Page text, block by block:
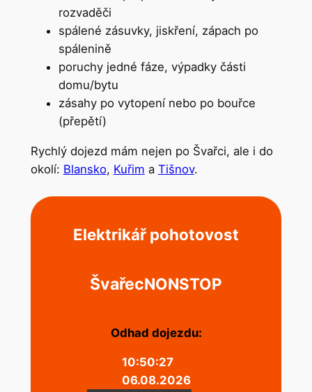
rozvaděči
spálené zásuvky, jiskření, zápach po
spálenině
poruchy jedné fáze, výpadky části
domu/bytu
zásahy po vytopení nebo po bouřce
(přepětí)
Rychlý dojezd mám nejen po Švařci, ale i do
okolí: Blansko, Kuřim a Tišnov.
Elektrikář pohotovost
ŠvařecNONSTOP
Odhad dojezdu:
10:50:27
06.08.2026